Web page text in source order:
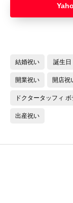
結婚祝い 誕生日
開業祝い 開店祝
ドクタータッフィ
出産祝い